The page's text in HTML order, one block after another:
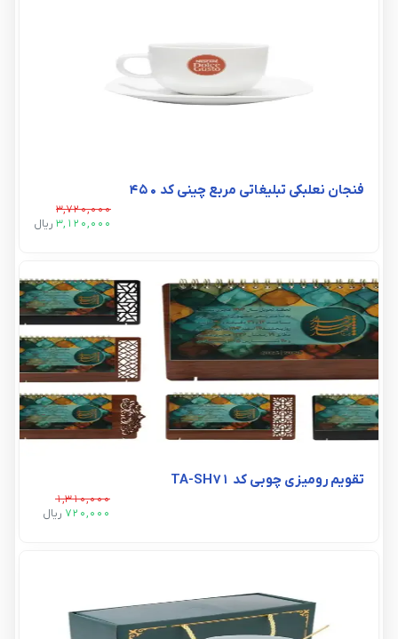
فنجان نعلبکی تبلیغاتی مربع چینی کد ۴۵۰
3,720,000
3,120,000 ريال
تقویم رومیزی چوبی کد TA-SH71
1,310,000
720,000 ريال